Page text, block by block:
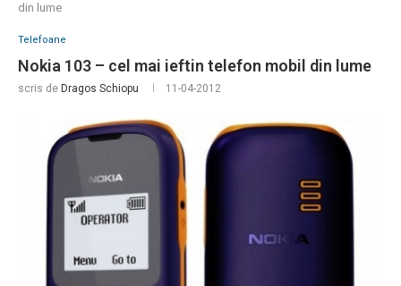
din lume
Telefoane
Nokia 103 – cel mai ieftin telefon mobil din lume
scris de Dragos Schiopu 11-04-2012